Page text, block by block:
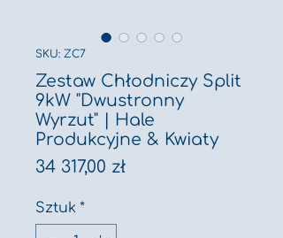
SKU: ZC7
Zestaw Chłodniczy Split
9kW "Dwustronny
Wyrzut" | Hale
Produkcyjne & Kwiaty
34 317,00 zł
Sztuk *